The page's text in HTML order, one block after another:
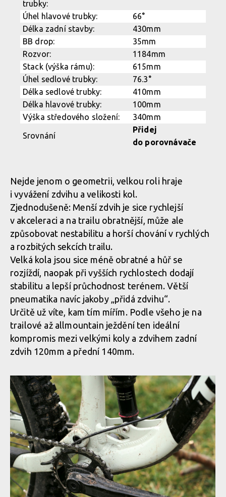
Nejde jenom o geometrii, velkou roli hraje
i vyvážení zdvihu a velikosti kol.
Zjednodušeně: Menší zdvih je sice rychlejší
v akceleraci a na trailu obratnější, může ale
způsobovat nestabilitu a horší chování v rychlých
a rozbitých sekcích trailu.
Velká kola jsou sice méně obratné a hůř se
rozjíždí, naopak při vyšších rychlostech dodají
stabilitu a lepší průchodnost terénem. Větší
pneumatika navíc jakoby „přidá zdvihu“.
Určitě už víte, kam tím mířím. Podle všeho je na
trailové až allmountain ježdění ten ideální
kompromis mezi velkými koly a zdvihem zadní
zdvih 120mm a přední 140mm.